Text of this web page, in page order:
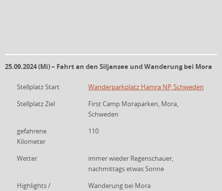
25.09.2024 (Mi) – Fahrt an den Siljansee und Wanderung bei Mora
Stellplatz Start
Wanderparkplatz Hamra NP, Schweden
Stellplatz Ziel
First Camp Moraparken, Mora,
Schweden
gefahrene
Kilometer
110
Wetter
immer wieder Regenschauer,
nachmittags etwas Sonne
Highlights /
Wanderung bei Mora